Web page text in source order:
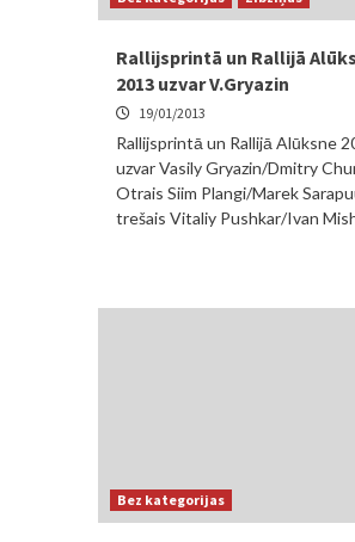
Rallijsprintā un Rallijā
2013 uzvar V.Gryazin
19/01/2013
Rallijsprintā un Rallijā Alūksne
uzvar Vasily Gryazin/Dmitry
Otrais Siim Plangi/Marek
trešais Vitaliy Pushkar/Ivan
Bez kategorijas